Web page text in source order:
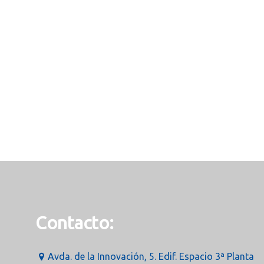
Contacto:
Avda. de la Innovación, 5. Edif. Espacio 3ª Planta